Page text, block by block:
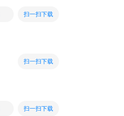
扫一扫下载
扫一扫下载
扫一扫下载